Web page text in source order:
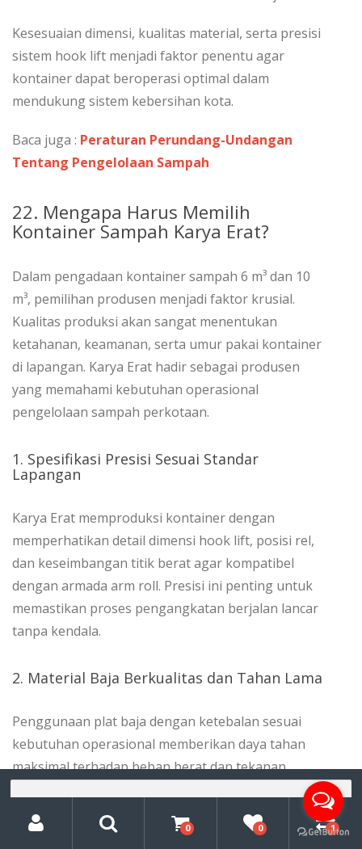
Kesesuaian dimensi, kualitas material, serta presisi
sistem hook lift menjadi faktor penentu agar
kontainer dapat beroperasi optimal dalam
mendukung sistem kebersihan kota.
Baca juga : Peraturan Perundang-Undangan
Tentang Pengelolaan Sampah
22. Mengapa Harus Memilih
Kontainer Sampah Karya Erat?
Dalam pengadaan kontainer sampah 6 m³ dan 10
m³, pemilihan produsen menjadi faktor krusial.
Kualitas produksi akan sangat menentukan
ketahanan, keamanan, serta umur pakai kontainer
di lapangan. Karya Erat hadir sebagai produsen
yang memahami kebutuhan operasional
pengelolaan sampah perkotaan.
1. Spesifikasi Presisi Sesuai Standar
Lapangan
Karya Erat memproduksi kontainer dengan
memperhatikan detail dimensi hook lift, posisi rel,
dan keseimbangan titik berat agar kompatibel
dengan armada arm roll. Presisi ini penting untuk
memastikan proses pengangkatan berjalan lancar
tanpa kendala.
2. Material Baja Berkualitas dan Tahan Lama
Penggunaan plat baja dengan ketebalan sesuai
kebutuhan operasional memberikan daya tahan
maksimal terhadap beban berat dan tekanan
menghindari pelengkungan serta kebocoran.
Account
Pencarian
untuk:
0 0 1